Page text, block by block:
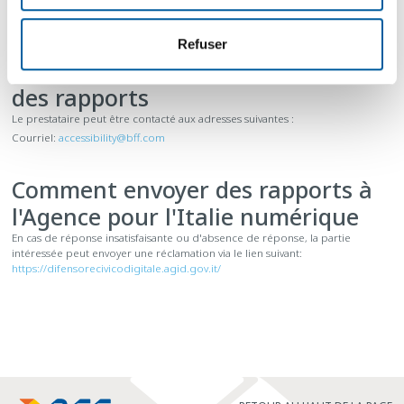
Refuser
Modalités d'établissement des
rapports et coordonnées de
l'entité chargée de l'établissement
des rapports
Le prestataire peut être contacté aux adresses suivantes :
Courriel: accessibility@bff.com
Comment envoyer des rapports à
l'Agence pour l'Italie numérique
En cas de réponse insatisfaisante ou d'absence de réponse, la partie
intéressée peut envoyer une réclamation via le lien suivant:
https://difensorecivicodigitale.agid.gov.it/